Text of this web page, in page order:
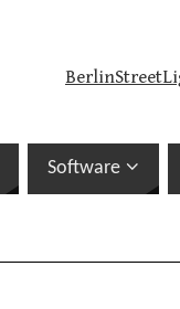
Software